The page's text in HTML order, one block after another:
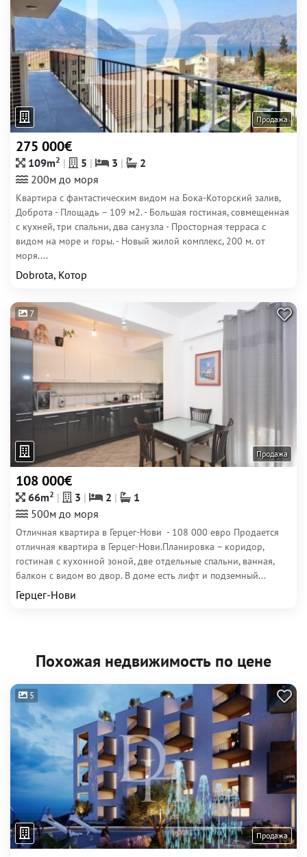
Продажа
275 000€
109m2 5 3
2
200м до моря
Квартира с фантастическим видом на Бока-Которский залив,
Доброта - Площадь – 109 м2. - Большая гостиная, совмещенная
с кухней, три спальни, два санузла - Просторная терраса с
видом на море и горы. - Новый жилой комплекс, 200 м. от
моря....
Dobrota, Котор
7
Продажа
108 000€
66m2 3 2
1
500м до моря
Отличная квартира в Герцег-Нови - 108 000 евро Продается
отличная квартира в Герцег-Нови.Планировка – коридор,
гостиная с кухонной зоной, две отдельные спальни, ванная,
балкон с видом во двор. В доме есть лифт и подземный...
Герцег-Нови
Похожая недвижимость по цене
5
Продажа